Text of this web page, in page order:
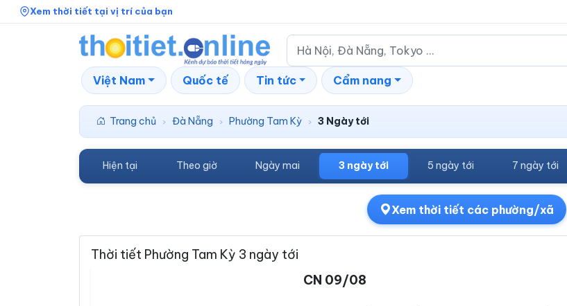
Xem thời tiết tại vị trí của bạn
Việt Nam Quốc tế Tin tức Cẩm nang
Trang chủ › Đà Nẵng › Phường Tam Kỳ › 3 Ngày tới
Hiện tại Theo giờ Ngày mai 3 ngày tới 5 ngày tới 7 ngày tới
Xem thời tiết các phường/xã
Thời tiết Phường Tam Kỳ 3 ngày tới
CN 09/08